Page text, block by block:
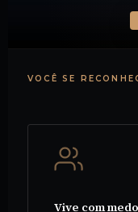
VOCÊ SE
Vive com